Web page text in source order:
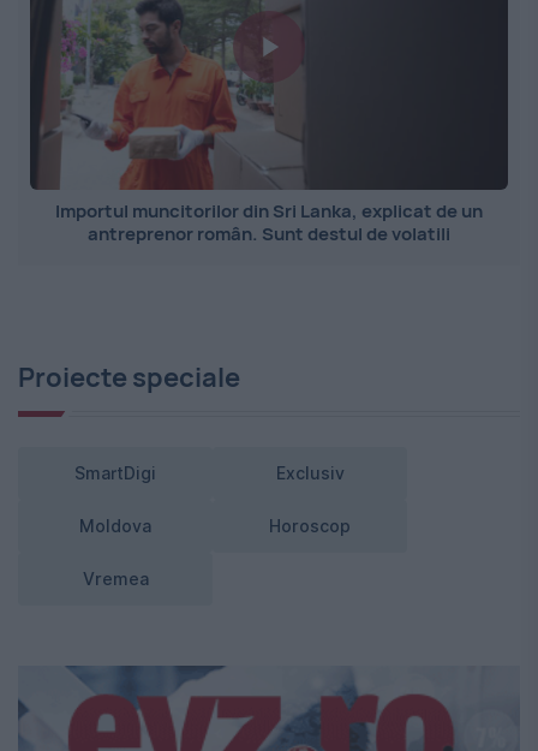
Importul muncitorilor din Sri Lanka, explicat de un
antreprenor român. Sunt destul de volatili
Proiecte speciale
SmartDigi Exclusiv
Moldova Horoscop
Vremea